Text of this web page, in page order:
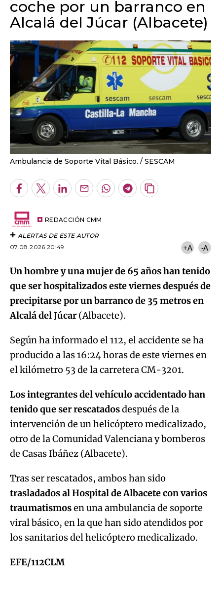
coche por un barranco en
Alcalá del Júcar (Albacete)
Ambulancia de Soporte Vital Básico. SESCAM
Facebook
TwitterLinkedInEnviarWhatsapp
Telegram
Copiar
REDACCIÓN CMM
ALERTAS DE ESTE AUTOR
07.08.2026 20:49
+A -A
Un hombre y una mujer de 65 años han tenido
que ser hospitalizados este viernes después de
precipitarse por un barranco de 35 metros en
Alcalá del Júcar(Albacete).
Según ha informado el 112, el accidente se ha
producido a las 16:24 horas de este viernes en
el kilómetro 53 de la carretera CM-3201.
Los integrantes del vehículo accidentado han
tenido que ser rescatadosdespués de la
intervención de un helicóptero medicalizado,
otro de la Comunidad Valenciana y bomberos
de Casas Ibáñez (Albacete).
Tras ser rescatados, ambos han sido
trasladados al Hospital de Albacete con varios
traumatismosen una ambulancia de soporte
viral básico, en la que han sido atendidos por
los sanitarios del helicóptero medicalizado.
EFE/112CLM